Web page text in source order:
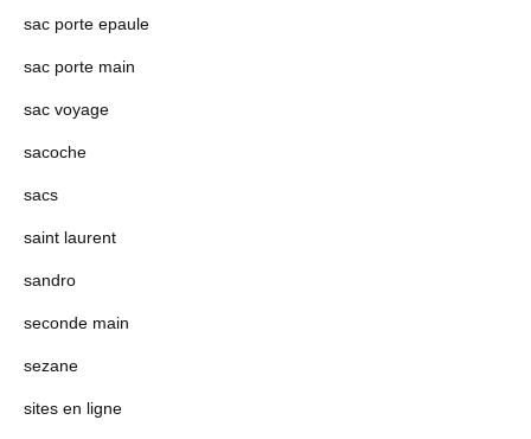
sac porte epaule
sac porte main
sac voyage
sacoche
sacs
saint laurent
sandro
seconde main
sezane
sites en ligne